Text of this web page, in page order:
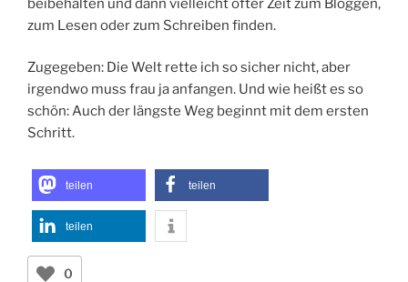
beibehalten und dann vielleicht öfter Zeit zum Bloggen,
zum Lesen oder zum Schreiben finden.
Zugegeben: Die Welt rette ich so sicher nicht, aber
irgendwo muss frau ja anfangen. Und wie heißt es so
schön: Auch der längste Weg beginnt mit dem ersten
Schritt.
teilen teilen
teilen
0